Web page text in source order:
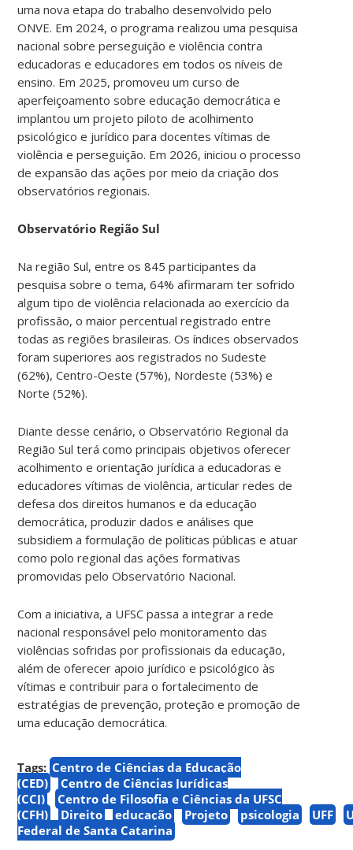
uma nova etapa do trabalho desenvolvido pelo
ONVE. Em 2024, o programa realizou uma pesquisa
nacional sobre perseguição e violência contra
educadoras e educadores em todos os níveis de
ensino. Em 2025, promoveu um curso de
aperfeiçoamento sobre educação democrática e
implantou um projeto piloto de acolhimento
psicológico e jurídico para docentes vítimas de
violência e perseguição. Em 2026, iniciou o processo
de expansão das ações por meio da criação dos
observatórios regionais.
Observatório Região Sul
Na região Sul, entre os 845 participantes da
pesquisa sobre o tema, 64% afirmaram ter sofrido
algum tipo de violência relacionada ao exercício da
profissão, o maior percentual registrado entre
todas as regiões brasileiras. Os índices observados
foram superiores aos registrados no Sudeste
(62%), Centro-Oeste (57%), Nordeste (53%) e
Norte (52%).
Diante desse cenário, o Observatório Regional da
Região Sul terá como principais objetivos oferecer
acolhimento e orientação jurídica a educadoras e
educadores vítimas de violência, articular redes de
defesa dos direitos humanos e da educação
democrática, produzir dados e análises que
subsidiem a formulação de políticas públicas e atuar
como polo regional das ações formativas
promovidas pelo Observatório Nacional.
Com a iniciativa, a UFSC passa a integrar a rede
nacional responsável pelo monitoramento das
violências sofridas por profissionais da educação,
além de oferecer apoio jurídico e psicológico às
vítimas e contribuir para o fortalecimento de
estratégias de prevenção, proteção e promoção de
uma educação democrática.
Tags: Centro de Ciências da Educação
(CED)
Centro de Ciências Jurídicas
(CCJ)
Centro de Filosofia e Ciências da UFSC
(CFH)
Direito educação Projeto psicologia UFF
Federal de Santa Catarina